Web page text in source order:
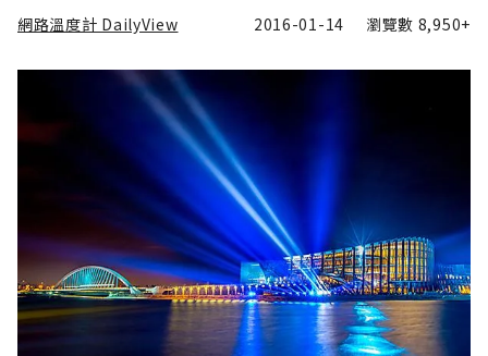
網路溫度計 DailyView 2016-01-14 瀏覽數 8,950+